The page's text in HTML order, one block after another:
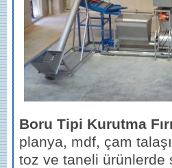
Boru Tipi Kurutma
planya, mdf, çam
toz ve taneli ürünlerde